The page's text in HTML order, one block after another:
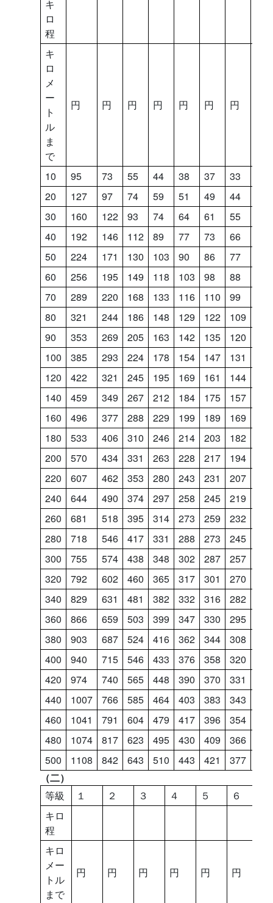
キ
ロ
程
キ
ロ
メ
ー
ト
ル
ま
で
円 円 円 円 円 円 円
10 95 73 55 44 38 37 33
20
127 97 74 59 51 49 44
30
160 122 93 74 64 61 55
40
192 146 112 89 77 73 66
50
224 171 130 103 90 86 77
60
256 195 149 118 103 98 88
70
289 220 168 133 116 110 99
80
321 244 186 148 129 122 109
90
353 269 205 163 142 135 120
100
385 293 224 178 154 147 131
120
422 321 245 195 169 161 144
140
459 349 267 212 184 175 157
160
496 377 288 229 199 189 169
180
533 406 310 246 214 203 182
200
570 434 331 263 228 217 194
220
607 462 353 280 243 231 207
240
644 490 374 297 258 245 219
260
681 518 395 314 273 259 232
280
718 546 417 331 288 273 245
300
755 574 438 348 302 287 257
320
792 602 460 365 317 301 270
340
829 631 481 382 332 316 282
360
866 659 503 399 347 330 295
380
903 687 524 416 362 344 308
400
940 715 546 433 376 358 320
420
974 740 565 448 390 370 331
440
1007 766 585 464 403 383 343
460
1041 791 604 479 417 396 354
480
1074 817 623 495 430 409 366
500
1108 842 643 510 443 421 377
（二）
等級
１ ２ ３ ４ ５ ６
キロ
程
キロ
メー
トル
まで
円 円 円 円 円 円